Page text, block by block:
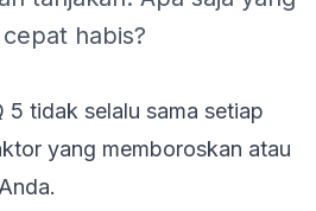
habis?
5 tidak selalu sama setiap
yang memboroskan atau